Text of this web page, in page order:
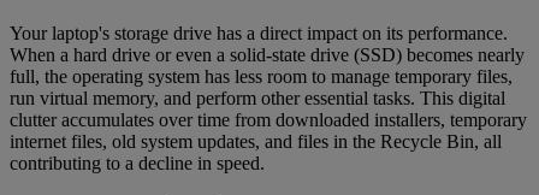
Your laptop's storage drive has a direct impact on its performance.
When a hard drive or even a solid-state drive (SSD) becomes nearly
full, the operating system has less room to manage temporary files,
run virtual memory, and perform other essential tasks. This digital
clutter accumulates over time from downloaded installers, temporary
internet files, old system updates, and files in the Recycle Bin, all
contributing to a decline in speed.